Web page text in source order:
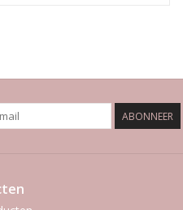
ABONNEER